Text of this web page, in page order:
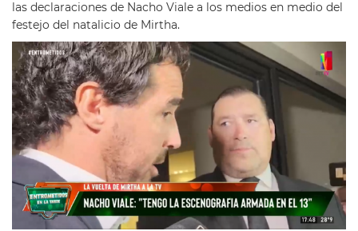
las declaraciones de Nacho Viale a los medios en medio del
festejo del natalicio de Mirtha.